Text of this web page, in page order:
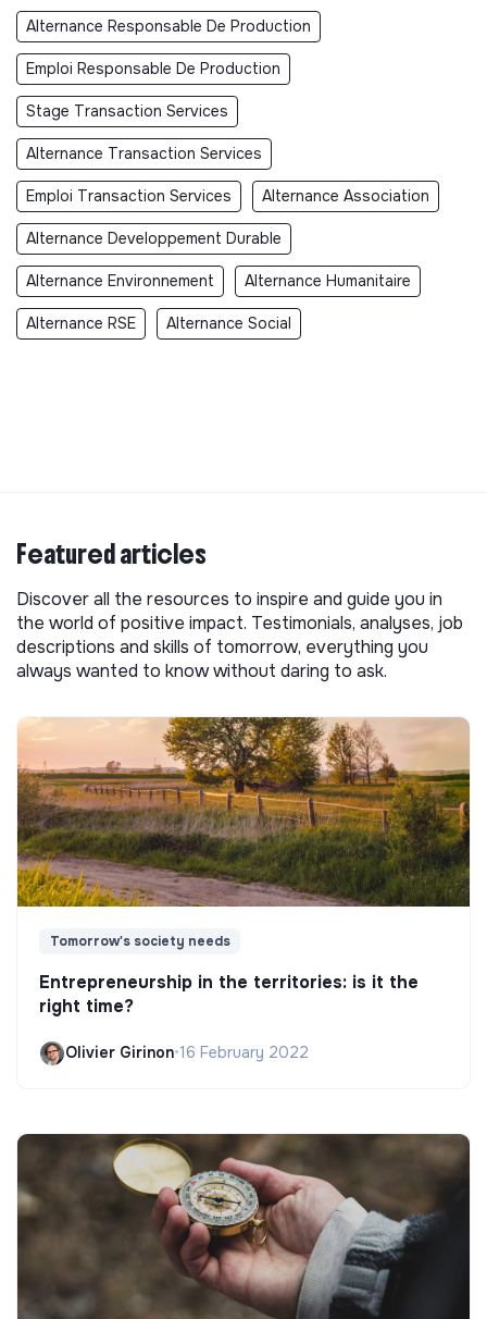
Alternance Responsable De Production
Emploi Responsable De Production
Stage Transaction Services
Alternance Transaction Services
Emploi Transaction Services Alternance Association
Alternance Developpement Durable
Alternance Environnement Alternance Humanitaire
Alternance RSE Alternance Social
Featured articles
Discover all the resources to inspire and guide you in
the world of positive impact. Testimonials, analyses, job
descriptions and skills of tomorrow, everything you
always wanted to know without daring to ask.
Tomorrow's society needs
Entrepreneurship in the territories: is it the
right time?
Olivier Girinon•16 February 2022